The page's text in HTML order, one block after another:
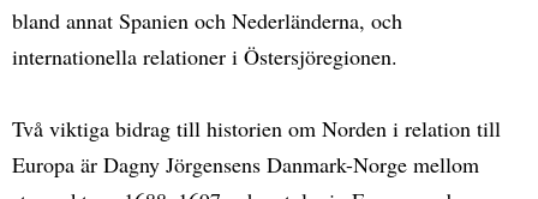
bland annat Spanien och Nederländerna, och
internationella relationer i Östersjöregionen.
Två viktiga bidrag till historien om Norden i relation till
Europa är Dagny Jörgensens Danmark-Norge mellom